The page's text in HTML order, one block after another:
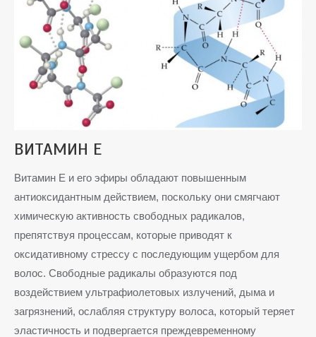
ВИТАМИН Е
Витамин Е и его эфиры обладают повышенным
антиоксидантным действием, поскольку они смягчают
химическую активность свободных радикалов,
препятствуя процессам, которые приводят к
оксидативному стрессу с последующим ущербом для
волос. Свободные радикалы образуются под
воздействием ультрафиолетовых излучений, дыма и
загрязнений, ослабляя структуру волоса, который теряет
эластичность и подвергается преждевременному